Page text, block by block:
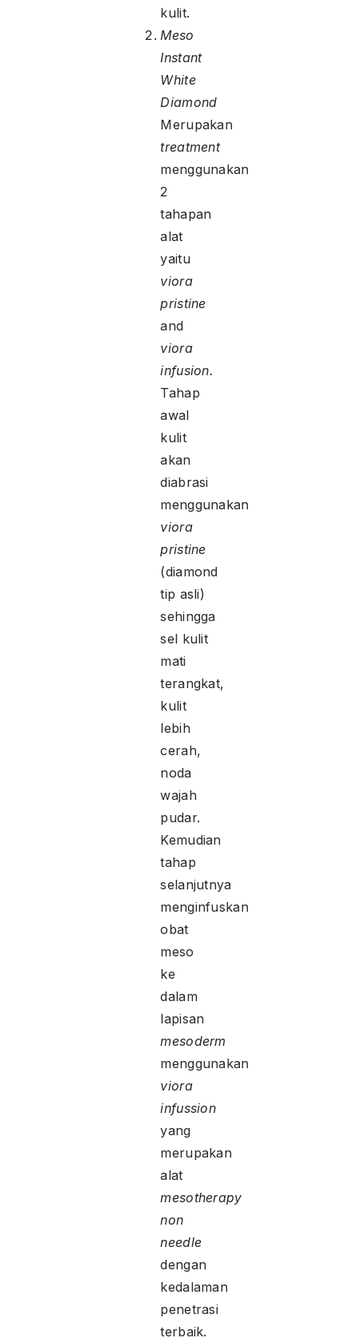
kulit.
Meso
Instant
White
Diamond
Merupakan
treatment
menggunakan
2
tahapan
alat
yaitu
viora
pristine
and
viora
infusion.
Tahap
awal
kulit
akan
diabrasi
menggunakan
viora
pristine
(diamond
tip asli)
sehingga
sel kulit
mati
terangkat,
kulit
lebih
cerah,
noda
wajah
pudar.
Kemudian
tahap
selanjutnya
menginfuskan
obat
meso
ke
dalam
lapisan
mesoderm
menggunakan
viora
infussion
yang
merupakan
alat
mesotherapy
non
needle
dengan
kedalaman
penetrasi
terbaik.